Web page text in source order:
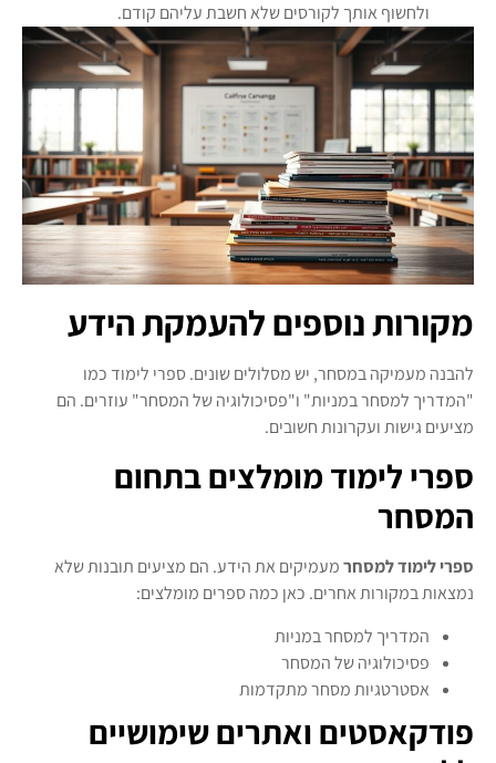
ולחשוף אותך לקורסים שלא חשבת עליהם קודם.
מקורות נוספים להעמקת הידע
להבנה מעמיקה במסחר, יש מסלולים שונים. ספרי לימוד כמו
"המדריך למסחר במניות" ו"פסיכולוגיה של המסחר" עוזרים. הם
מציעים גישות ועקרונות חשובים.
ספרי לימוד מומלצים בתחום
המסחר
ספרי לימוד למסחרמעמיקים את הידע. הם מציעים תובנות שלא
נמצאות במקורות אחרים. כאן כמה ספרים מומלצים:
המדריך למסחר במניות
פסיכולוגיה של המסחר
אסטרטגיות מסחר מתקדמות
פודקאסטים ואתרים שימושיים